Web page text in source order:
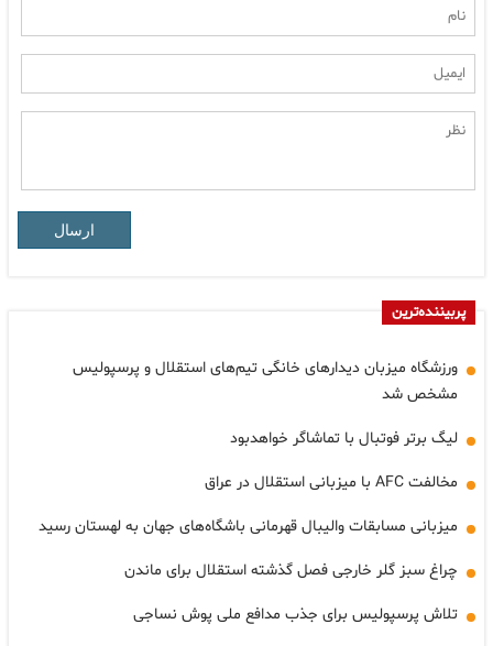
ارسال
پربیننده‌ترین
ورزشگاه میزبان دیدارهای خانگی تیم‌های استقلال و پرسپولیس
مشخص شد
لیگ برتر فوتبال با تماشاگر خواهدبود
مخالفت AFC با میزبانی استقلال در عراق
میزبانی مسابقات والیبال قهرمانی باشگاه‌های جهان به لهستان رسید
چراغ سبز گلر خارجی فصل گذشته استقلال برای ماندن
تلاش پرسپولیس برای جذب مدافع ملی پوش نساجی